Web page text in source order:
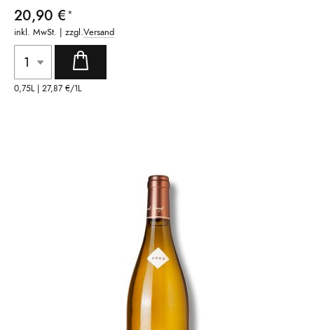
20,90 €
inkl. MwSt. | zzgl.Versand
0,75L | 27,87 €/1L